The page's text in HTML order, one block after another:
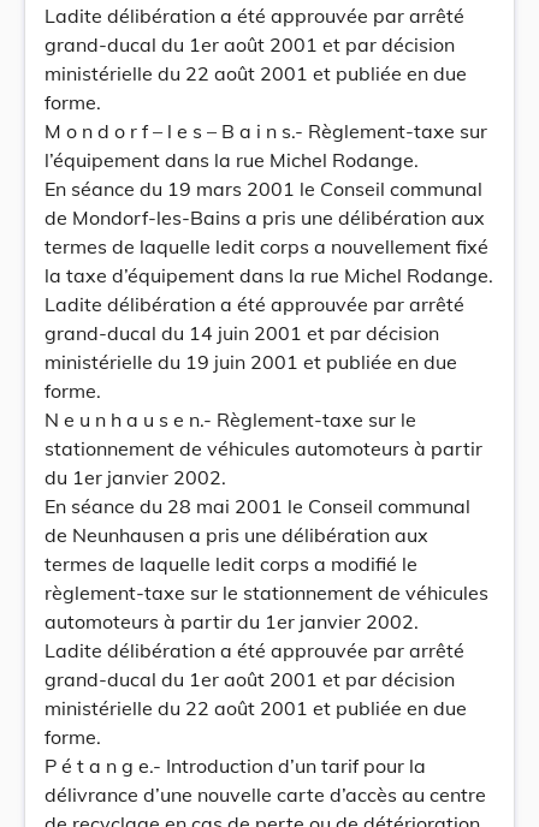
Ladite délibération a été approuvée par arrêté
grand-ducal du 1er août 2001 et par décision
ministérielle du 22 août 2001 et publiée en due
forme.
M o n d o r f – l e s – B a i n s.- Règlement-taxe sur
l’équipement dans la rue Michel Rodange.
En séance du 19 mars 2001 le Conseil communal
de Mondorf-les-Bains a pris une délibération aux
termes de laquelle ledit corps a nouvellement fixé
la taxe d’équipement dans la rue Michel Rodange.
Ladite délibération a été approuvée par arrêté
grand-ducal du 14 juin 2001 et par décision
ministérielle du 19 juin 2001 et publiée en due
forme.
N e u n h a u s e n.- Règlement-taxe sur le
stationnement de véhicules automoteurs à partir
du 1er janvier 2002.
En séance du 28 mai 2001 le Conseil communal
de Neunhausen a pris une délibération aux
termes de laquelle ledit corps a modifié le
règlement-taxe sur le stationnement de véhicules
automoteurs à partir du 1er janvier 2002.
Ladite délibération a été approuvée par arrêté
grand-ducal du 1er août 2001 et par décision
ministérielle du 22 août 2001 et publiée en due
forme.
P é t a n g e.- Introduction d’un tarif pour la
délivrance d’une nouvelle carte d’accès au centre